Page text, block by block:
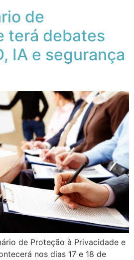
de
terá debates
IA e segurança
de Proteção à Privacidade e
nos dias 17 e 18 de